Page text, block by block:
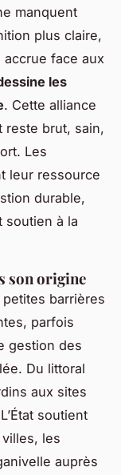
manquent
plus claire,
accrue face aux
les
. Cette alliance
reste brut, sain,
Les
leur ressource
durable,
soutien à la
son origine
barrières
parfois
gestion des
Du littoral
aux sites
soutient
les
auprès